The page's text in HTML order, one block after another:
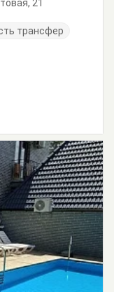
21
трансфер